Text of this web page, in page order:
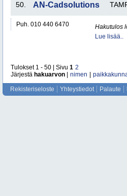
50. AN-Cadsolutions
Puh. 010 440 6470
Hakutulos
Lue lisää..
Tulokset 1 - 50 | Sivu 1 2
Järjestä hakuarvon nimen
Rekisteriseloste Yhteystiedot Palaute